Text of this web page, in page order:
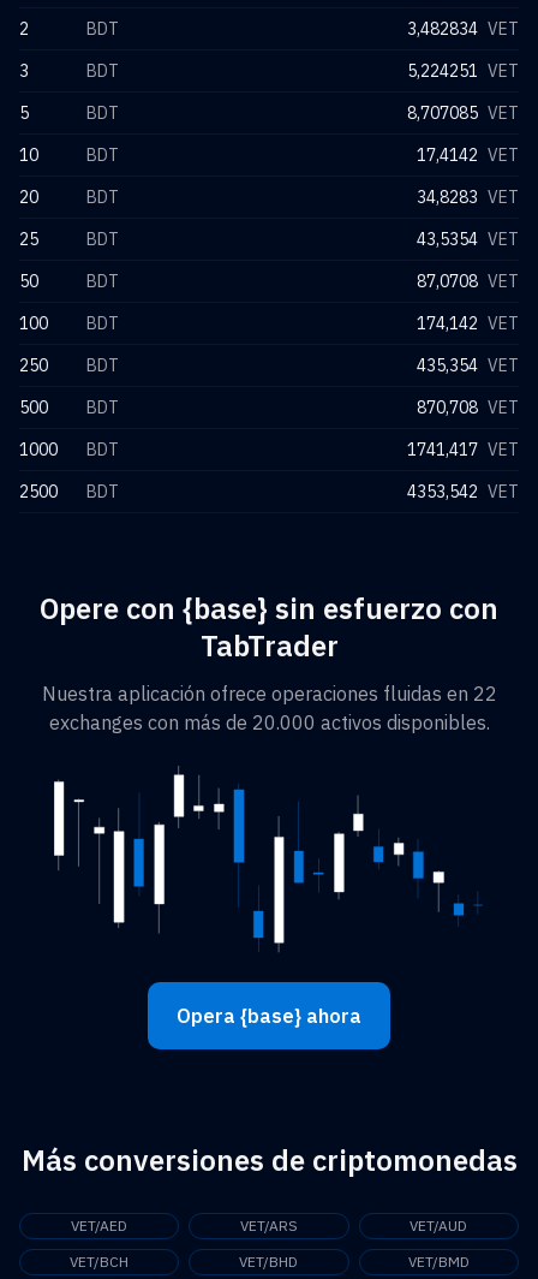
2
BDT 3,482834 VET
3
BDT 5,224251 VET
5
BDT 8,707085 VET
10
BDT 17,4142 VET
20
BDT 34,8283 VET
25
BDT 43,5354 VET
50
BDT 87,0708 VET
100
BDT 174,142 VET
250
BDT 435,354 VET
500
BDT 870,708 VET
1000
BDT 1741,417 VET
2500
BDT 4353,542 VET
Opere con {base} sin esfuerzo con
TabTrader
Nuestra aplicación ofrece operaciones fluidas en 22
exchanges con más de 20.000 activos disponibles.
Opera {base} ahora
Más conversiones de criptomonedas
VET/AED VET/ARS
VET/AUD
VET/BCH
VET/BHD
VET/BMD